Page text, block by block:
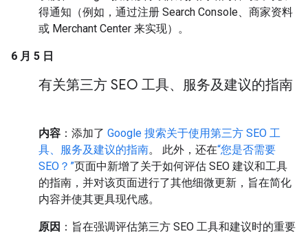
得通知（例如，通过注册 Search Console、商家资料
或 Merchant Center 来实现）。
6 月 5 日
有关第三方 SEO 工具、服务及建议的指南
内容 ：添加了 Google 搜索关于使用第三方 SEO 工
具、服务及建议的指南。 此外，还在“您是否需要
SEO？”页面中新增了关于如何评估 SEO 建议和工具
的指南，并对该页面进行了其他细微更新，旨在简化
内容并使其更具现代感。
原因 ：旨在强调评估第三方 SEO 工具和建议时的重要